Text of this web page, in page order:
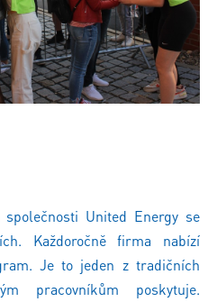
United Energy se
Každoročně firma nabízí
Je to jeden z tradičních
pracovníkům poskytuje.